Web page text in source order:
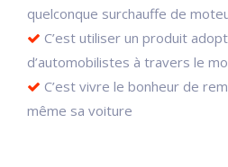
quelconque surchauffe de
C’est utiliser un produit
d’automobilistes à travers le
C’est vivre le bonheur de
même sa voiture